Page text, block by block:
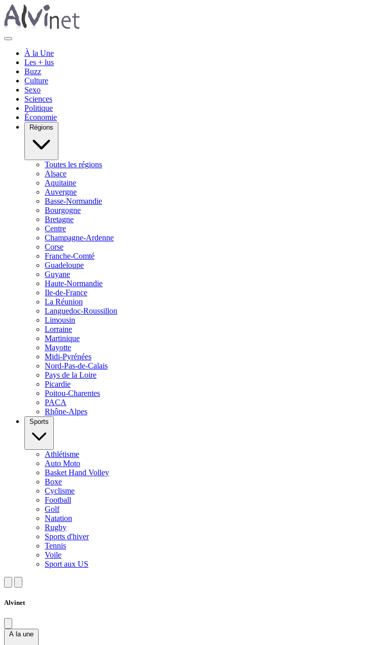
À la Une
Les + lus
Buzz
Culture
Sexo
Sciences
Politique
Économie
Régions
Toutes les régions
Alsace
Aquitaine
Auvergne
Basse-Normandie
Bourgogne
Bretagne
Centre
Champagne-Ardenne
Corse
Franche-Comté
Guadeloupe
Guyane
Haute-Normandie
Ile-de-France
La Réunion
Languedoc-Roussillon
Limousin
Lorraine
Martinique
Mayotte
Midi-Pyrénées
Nord-Pas-de-Calais
Pays de la Loire
Picardie
Poitou-Charentes
PACA
Rhône-Alpes
Sports
Athlétisme
Auto Moto
Basket Hand Volley
Boxe
Cyclisme
Football
Golf
Natation
Rugby
Sports d'hiver
Tennis
Voile
Sport aux US
Alvinet
A la une